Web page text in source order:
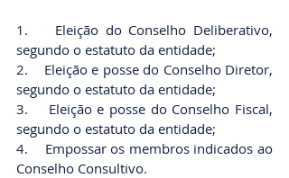
1.    Eleição do Conselho Deliberativo,
segundo o estatuto da entidade;
2.    Eleição e posse do Conselho Diretor,
segundo o estatuto da entidade;
3.    Eleição e posse do Conselho Fiscal,
segundo o estatuto da entidade;
4.    Empossar os membros indicados ao
Conselho Consultivo.